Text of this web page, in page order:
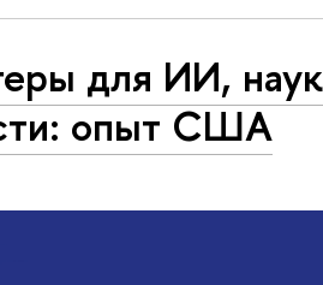
для ИИ,
опыт США